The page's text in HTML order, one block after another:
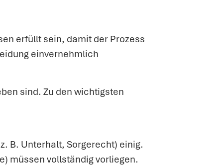
erfüllt sein, damit der Prozess
einvernehmlich
sind. Zu den wichtigsten
B. Unterhalt, Sorgerecht) einig.
müssen vollständig vorliegen.